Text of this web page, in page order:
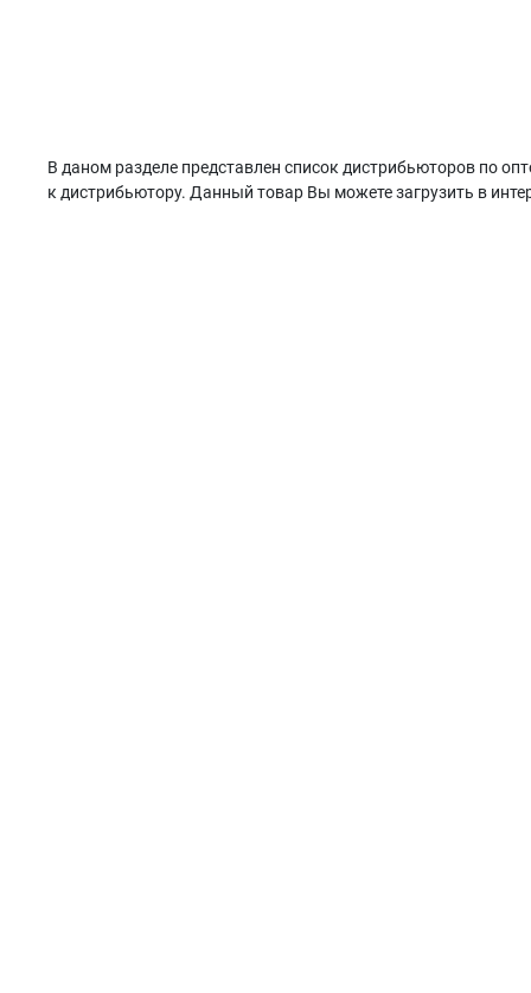
В даном разделе представлен список дистрибьюторов по
к дистрибьютору. Данный товар Вы можете загрузить в